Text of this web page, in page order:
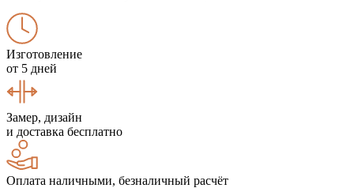
Изготовление
от 5 дней
Замер, дизайн
и доставка бесплатно
Оплата наличными, безналичный расчёт